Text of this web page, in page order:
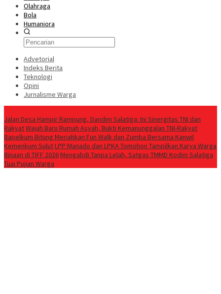
Olahraga
Bola
Humaniora
Advetorial
Indeks Berita
Teknologi
Opini
Jurnalisme Warga
Jalan Desa Hampir Rampung, Dandim Salatiga: Ini Sinergitas TNI dan
RakyatWajah Baru Rumah Asyah, Bukti Kemanunggalan TNI-Rakyat
Bapelkum Bitung Meriahkan Fun Walk dan Zumba Bersama Kanwil
Kemenkum SulutLPP Manado dan LPKA Tomohon Tampilkan Karya Warga
Binaan di TIFF 2026Mengabdi Tanpa Lelah, Satgas TMMD Kodim Salatiga
Tuai Pujian Warga